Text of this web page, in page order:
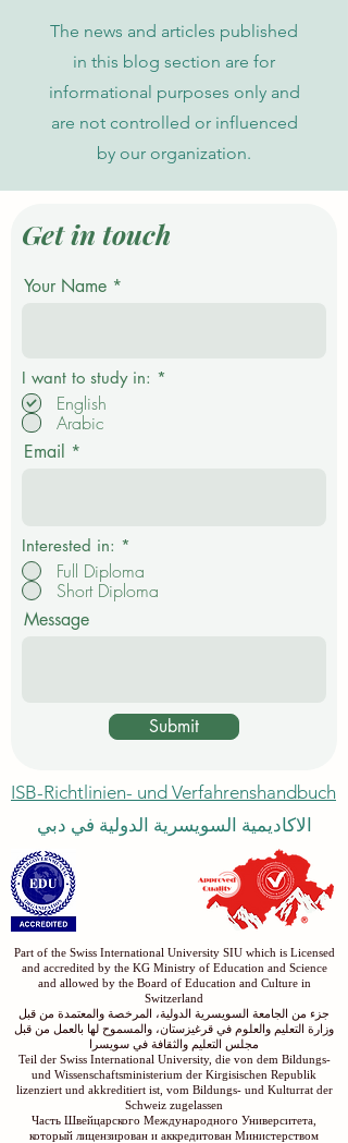
The news and articles published
in this blog section are for
informational purposes only and
are not controlled or influenced
by our organization.
Get in touch
Your Name
I want to study in: *
English
Arabic
Email
Interested in: *
Full Diploma
Short Diploma
Message
Submit
ISB-Richtlinien- und Verfahrenshandbuch
الاكاديمية السويسرية الدولية في دبي
Part of the Swiss International University SIU which is Licensed
and accredited by the KG Ministry of Education and Science
and allowed by the Board of Education and Culture in
Switzerland
جزء من الجامعة السويسرية الدولية، المرخصة والمعتمدة من قبل
وزارة التعليم والعلوم في قرغيزستان، والمسموح لها بالعمل من قبل
مجلس التعليم والثقافة في سويسرا
Teil der Swiss International University, die von dem Bildungs-
und Wissenschaftsministerium der Kirgisischen Republik
lizenziert und akkreditiert ist, vom Bildungs- und Kulturrat der
Schweiz zugelassen
Часть Швейцарского Международного Университета,
который лицензирован и аккредитован Министерством